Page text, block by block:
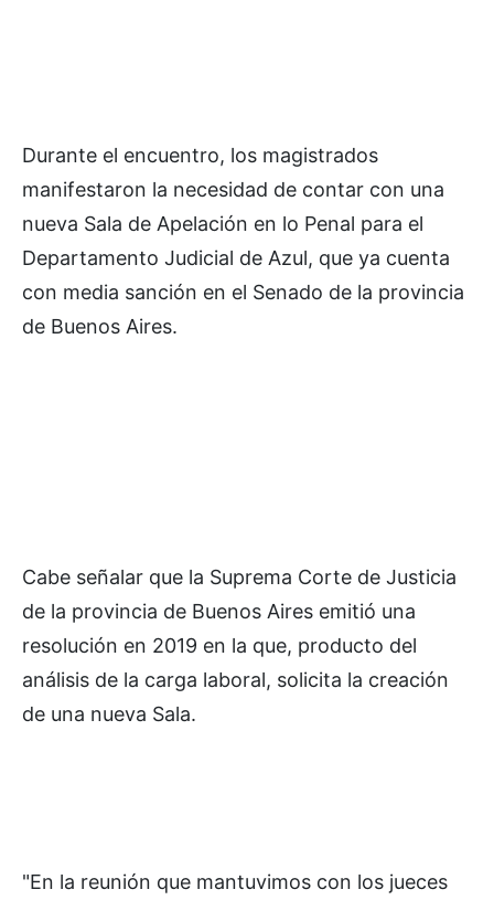
Durante el encuentro, los magistrados
manifestaron la necesidad de contar con una
nueva Sala de Apelación en lo Penal para el
Departamento Judicial de Azul, que ya cuenta
con media sanción en el Senado de la provincia
de Buenos Aires.
Cabe señalar que la Suprema Corte de Justicia
de la provincia de Buenos Aires emitió una
resolución en 2019 en la que, producto del
análisis de la carga laboral, solicita la creación
de una nueva Sala.
"En la reunión que mantuvimos con los jueces